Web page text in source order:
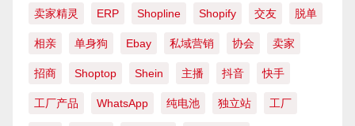
卖家精灵 ERP Shopline Shopify 交友 脱单
相亲 单身狗 Ebay 私域营销 协会 卖家
招商 Shoptop Shein 主播 抖音 快手
工厂产品 WhatsApp 纯电池 独立站 工厂